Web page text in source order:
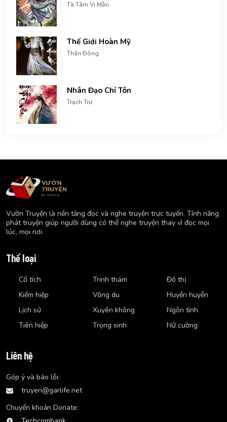
Tà Tâm Vị Mẫn
Thế Giới Hoàn Mỹ
Thần Đông
Nhân Đạo Chí Tôn
Trạch Trư
Vườn Truyện là nền tảng đọc và nghe truyện trực tuyến. Tính năng
phát truyện giúp người dùng có thể nghe truyện thay vì đọc mọi
lúc, mọi nơi.
Thể loại
Cổ tích
Kiếm hiệp
Lịch sử
Tiên hiệp
Trinh thám
Võng du
Xuyên không
Trọng sinh
Đô thị
Huyền huyễn
Ngôn tình
Nữ cường
Liên hệ
Góp ý và báo lỗi:
truyen@garlife.net
Chuyển khoản Donate: